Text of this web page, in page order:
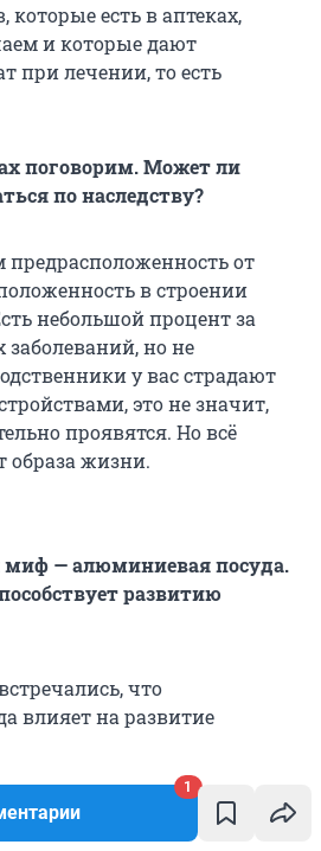
1
которые есть в аптеках,
и которые дают
при лечении, то есть
поговорим. Может ли
по наследству?
от
в строении
небольшой процент за
заболеваний, но не
у вас страдают
это не значит,
проявятся. Но всё
образа жизни.
— алюминиевая посуда.
развитию
что
влияет на развитие
как правильно
деменцией и что им нельзя